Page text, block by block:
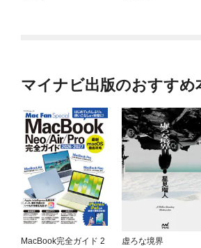
マイナビ出版のおすすめ
MacBook完全ガイド 2
虚ろな境界